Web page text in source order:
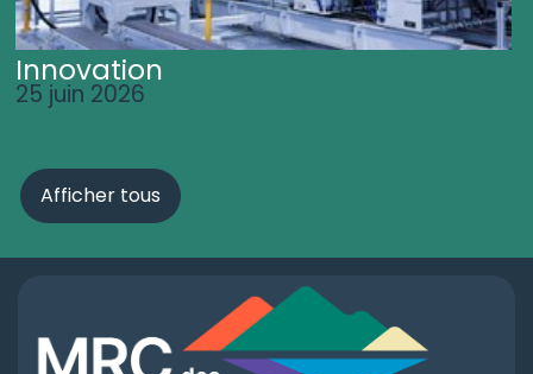
Innovation
25 juin 2026
Afficher tous